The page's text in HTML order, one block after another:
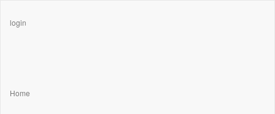
login
Home